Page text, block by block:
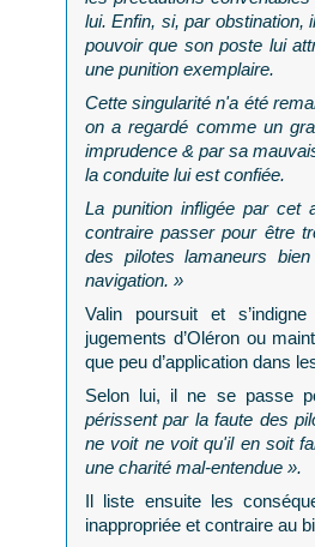
lui. Enfin, si, par obstination,
pouvoir que son poste lui
une punition exemplaire.
Cette singularité n'a été
on a regardé comme un
imprudence & par sa
la conduite lui est confiée.
La punition infligée par cet
contraire passer pour être
des pilotes lamaneurs
navigation. »
Valin poursuit et
jugements d’Oléron ou
que peu d’application dans
Selon lui, il ne se passe
périssent par la faute des
ne voit ne voit qu'il en soit
une charité mal-entendue ».
Il liste ensuite les
inappropriée et contraire au